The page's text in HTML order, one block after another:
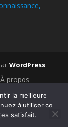
WordPress
À propos
être
et Minceur
la meilleure
à utiliser ce
satisfait.